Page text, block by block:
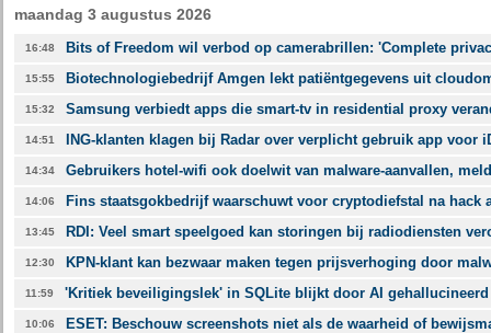
maandag 3 augustus 2026
16:48 Bits of Freedom wil verbod op camerabrillen: 'Complete
15:55 Biotechnologiebedrijf Amgen lekt patiëntgegevens uit
15:32 Samsung verbiedt apps die smart-tv in residential proxy
14:51 ING-klanten klagen bij Radar over verplicht gebruik app voor
14:34 Gebruikers hotel-wifi ook doelwit van malware-aanvallen,
14:06 Fins staatsgokbedrijf waarschuwt voor cryptodiefstal na hack
13:45 RDI: Veel smart speelgoed kan storingen bij radiodiensten
12:30 KPN-klant kan bezwaar maken tegen prijsverhoging door
11:59 'Kritiek beveiligingslek' in SQLite blijkt door AI
10:06 ESET: Beschouw screenshots niet als de waarheid of